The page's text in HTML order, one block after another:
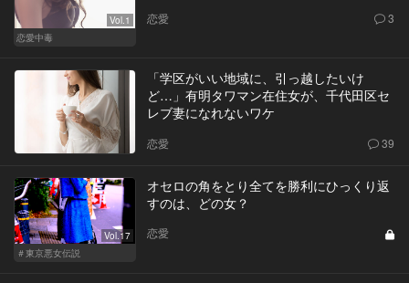
Vol.1
恋愛中毒
恋愛 3
「学区がいい地域に、引っ越したいけ
ど…」有明タワマン在住女が、千代田区セ
レブ妻になれないワケ
恋愛 39
Vol.17
＃東京悪女伝説
オセロの角をとり全てを勝利にひっくり返
すのは、どの女？
恋愛